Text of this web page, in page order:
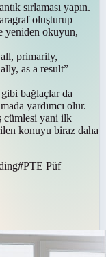
sırlaması yapın.
oluşturup
yeniden okuyun,
primarily,
as a result”
bağlaçlar da
yardımcı olur.
cümlesi yani ilk
konuyu biraz daha
#PTE Püf